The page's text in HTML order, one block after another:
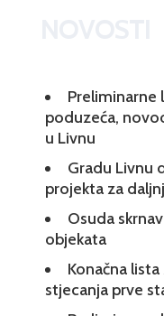
Preliminarne
poduzeća,
u Livnu
Gradu Livnu
projekta za
Osuda
objekata
Konačna
stjecanja prve